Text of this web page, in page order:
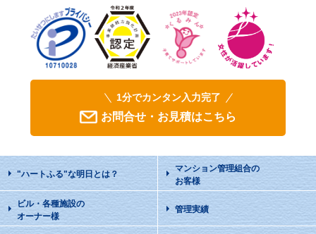
1分でカンタン入力完了
お問合せ・お見積はこちら
"ハートふる"な明日 とは？
マンション管理組合の
お客様
ビル・各種施設の
オーナー様
管理実績